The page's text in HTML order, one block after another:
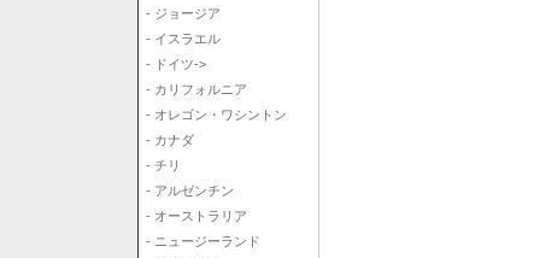
- ジョージア
- イスラエル
- ドイツ->
- カリフォルニア
- オレゴン・ワシントン
- カナダ
- チリ
- アルゼンチン
- オーストラリア
- ニュージーランド